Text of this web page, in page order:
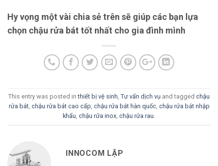
Hy vọng một vài chia sẻ trên sẽ giúp các bạn lựa
chọn chậu rửa bát tốt nhất cho gia đình mình
This entry was posted inthiết bị vệ sinh, Tư vấn dịch vụ and tagged chậu
rửa bát, chậu rửa bát cao cấp, chậu rửa bát hàn quốc, chậu rửa bát nhập
khẩu, chậu rửa inox, chậu rửa rau.
INNOCOM LẬP